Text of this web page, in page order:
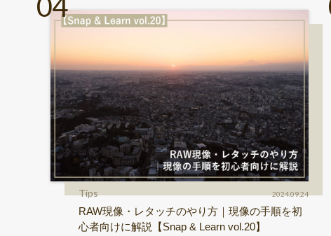
Tips 2024.09.24
RAW現像・レタッチのやり方｜現像の手順を初
心者向けに解説【Snap & Learn vol.20】